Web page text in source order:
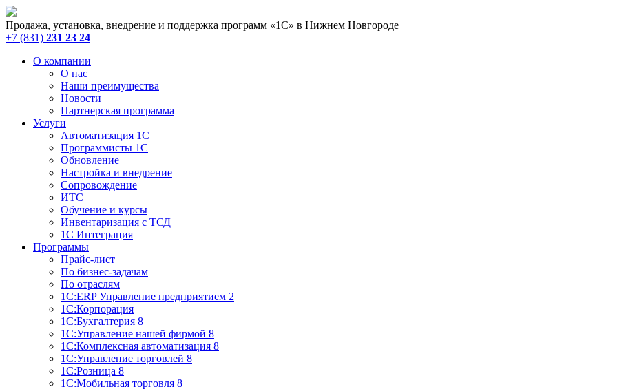
Продажа, установка, внедрение и поддержка программ «1С» в Нижнем Новгороде
+7 (831) 231 23 24
О компании
О нас
Наши преимущества
Новости
Партнерская программа
Услуги
Автоматизация 1С
Программисты 1С
Обновление
Настройка и внедрение
Сопровождение
ИТС
Обучение и курсы
Инвентаризация с ТСД
1С Интеграция
Программы
Прайс-лист
По бизнес-задачам
По отраслям
1C:ERP Управление предприятием 2
1С:Корпорация
1С:Бухгалтерия 8
1С:Управление нашей фирмой 8
1С:Комплексная автоматизация 8
1С:Управление торговлей 8
1С:Розница 8
1С:Мобильная торговля 8